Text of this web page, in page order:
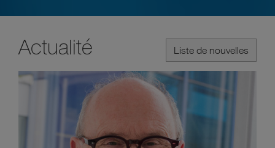
Liste de nouvelles
Actualité